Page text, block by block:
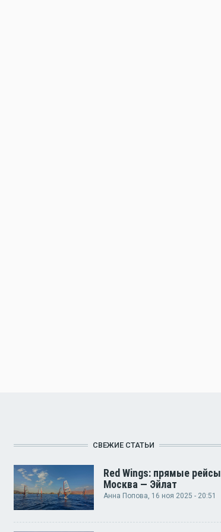
СВЕЖИЕ СТАТЬИ
Red Wings: прямые рейсы
Москва — Эйлат
Анна Попова, 16 ноя 2025 - 20:51